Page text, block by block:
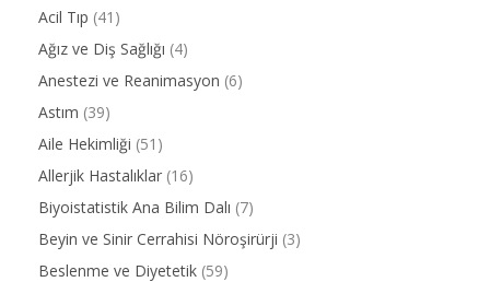
Acil Tıp (41)
Ağız ve Diş Sağlığı (4)
Anestezi ve Reanimasyon (6)
Astım (39)
Aile Hekimliği (51)
Allerjik Hastalıklar (16)
Biyoistatistik Ana Bilim Dalı (7)
Beyin ve Sinir Cerrahisi Nöroşirürji (3)
Beslenme ve Diyetetik (59)